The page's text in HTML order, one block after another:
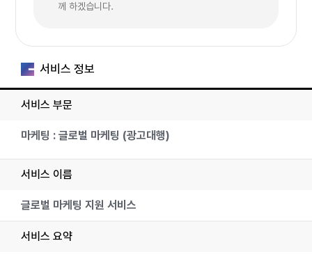
께 하겠습니다.
서비스 정보
서비스 부문
마케팅 : 글로벌 마케팅 (광고대행)
서비스 이름
글로벌 마케팅 지원 서비스
서비스 요약